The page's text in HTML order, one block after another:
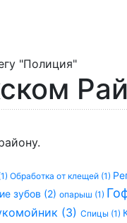
"Полиция"
Обработка от клещей (1)
зубов (2) опарыш (1)
(3) Спицы (1)